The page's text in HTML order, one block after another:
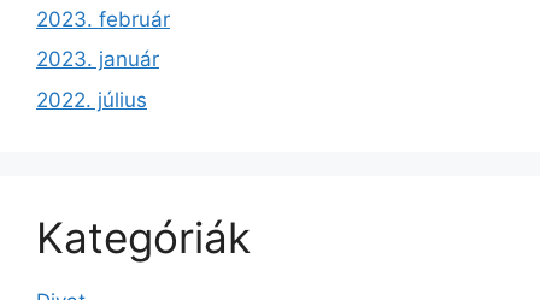
2023. február
2023. január
2022. július
Kategóriák